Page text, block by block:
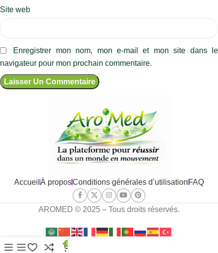
Site web
Enregistrer mon nom, mon e-mail et mon site dans le
navigateur pour mon prochain commentaire.
Accueil À proposConditions générales d’utilisation FAQ
AROMED © 2025 – Tous droits réservés.
0